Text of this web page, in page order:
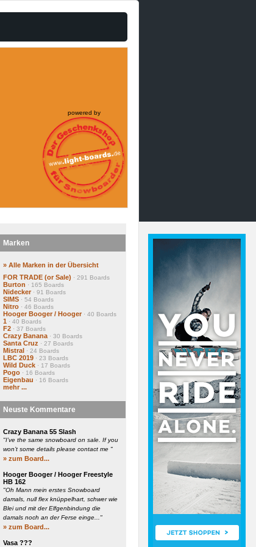
powered by
Marken
» Alle Marken in der Übersicht
FOR TRADE (or Sale) · 291 Boards
Burton · 165 Boards
Nidecker · 91 Boards
SIMS · 54 Boards
Nitro · 46 Boards
Hooger Booger / Hooger · 40 Boards
1 · 40 Boards
F2 · 37 Boards
Crazy Banana · 30 Boards
Santa Cruz · 27 Boards
Mistral · 24 Boards
LBC 2019 · 23 Boards
Wild Duck · 17 Boards
Pogo · 16 Boards
Eigenbau · 16 Boards
mehr ...
Neuste Kommentare
Crazy Banana 55 Slash
"I’ve the same snowboard on sale. If you
won’t some details please contact me "
» zum Board...
Hooger Booger / Hooger Freestyle
HB 162
"Oh Mann mein erstes Snowboard
damals, null flex knüppelhart, schwer wie
Blei und mit der Elfgenbindung die
damals noch an der Ferse einge..."
» zum Board...
Vasa ???